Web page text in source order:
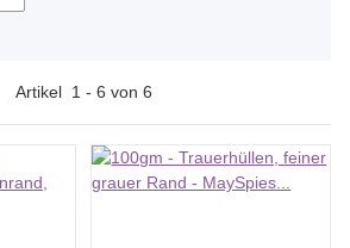
Artikel 1 - 6 von 6